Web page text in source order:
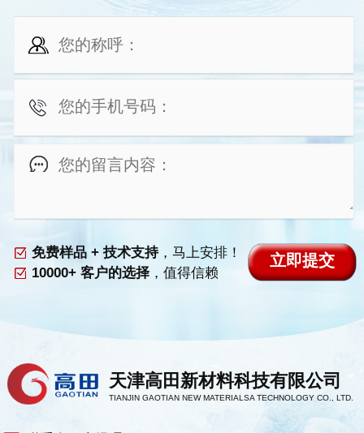
免费样品 + 技术支持，马上安排！
10000+ 客户的选择，值得信赖
天津高田新材料科技有限公司
TIANJIN GAOTIAN NEW MATERIALSA TECHNOLOGY CO., LTD.